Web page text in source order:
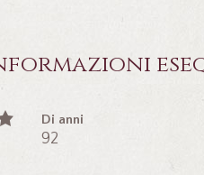
Di anni
92